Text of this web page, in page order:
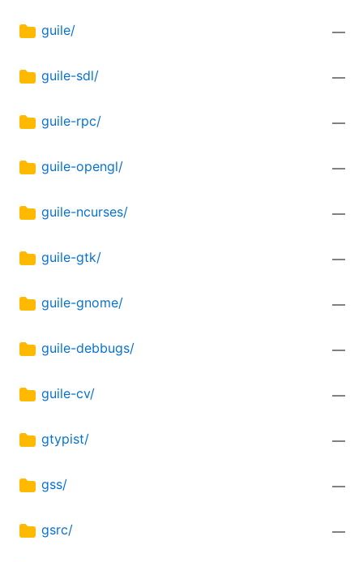
guile/ —
guile-sdl/ —
guile-rpc/ —
guile-opengl/ —
guile-ncurses/ —
guile-gtk/ —
guile-gnome/ —
guile-debbugs/ —
guile-cv/ —
gtypist/ —
gss/ —
gsrc/ —